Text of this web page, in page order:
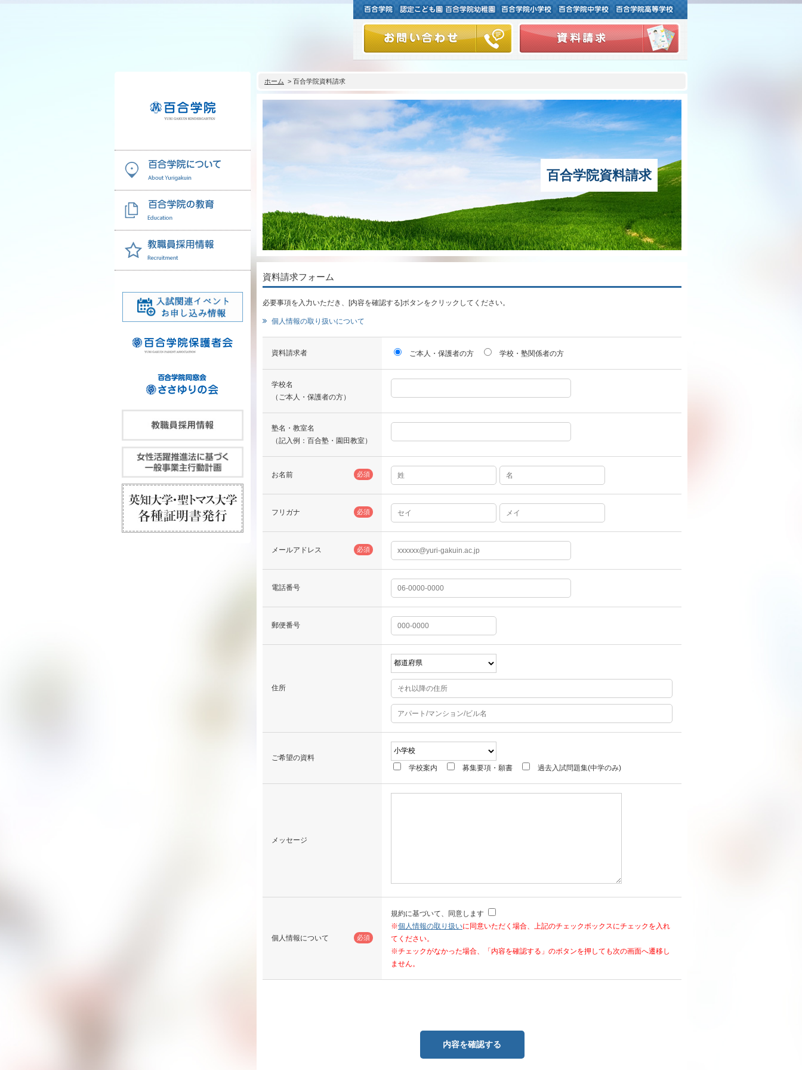
ホーム > 百合学院資料請求
百合学院資料請求
資料請求フォーム
必要事項を入力いただき、[内容を確認する]ボタンをクリックしてください。
個人情報の取り扱いについて
資料請求者 ご本人・保護者の方 学校・塾関係者の方
学校名
（ご本人・保護者の方）
塾名・教室名
（記入例：百合塾・園田教室）
お名前 必須
フリガナ 必須
メールアドレス 必須
電話番号
郵便番号
住所
ご希望の資料
学校案内
募集要項・願書 過去入試問題集(中学のみ)
メッセージ
個人情報について 必須
規約に基づいて、同意します
※個人情報の取り扱いに同意いただく場合、上記のチェックボックスにチェックを入れ
てください。
※チェックがなかった場合、「内容を確認する」のボタンを押しても次の画面へ遷移し
ません。
ご挨拶
学院の歴史
百合学院の教育理念
百合学院で育つ15年
宗教教育について